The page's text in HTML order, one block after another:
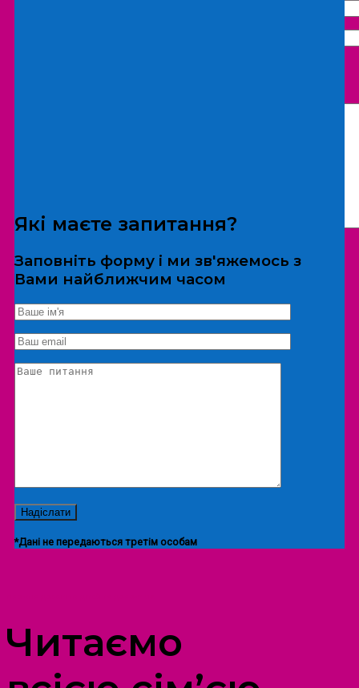
*Дані не передаються третім особам
Екскурсія/локація
Які маєте запитання?
Заповніть форму і ми зв'яжемось з
Вами найближчим часом
*Дані не передаються третім особам
Читаємо